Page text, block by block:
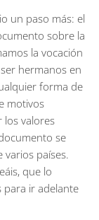
un paso más: el
sobre la
la vocación
hermanos en
forma de
motivos
los valores
se
varios países.
que lo
para ir adelante